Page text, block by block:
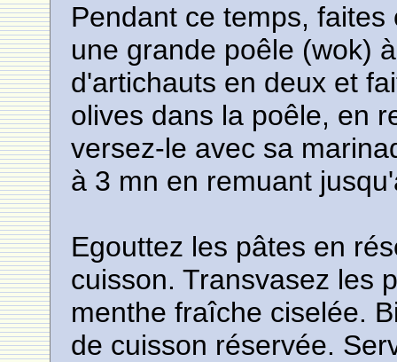
Pendant ce temps,
une grande poêle (wok)
d'artichauts en deux et
olives dans la poêle, en
versez-le avec sa
à 3 mn en remuant
Egouttez les pâtes en
cuisson. Transvasez les
menthe fraîche ciselée.
de cuisson réservée.